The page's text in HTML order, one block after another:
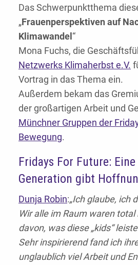
Das Schwerpunktthema
„Frauenperspektiven auf
Klimawandel “
Mona Fuchs, die
Netzwerks Klimaherbst e.V.
Vortrag in das Thema ein.
Außerdem bekam das
der großartigen Arbeit und
Münchner Gruppen der
Bewegung.
Fridays For Future:
Generation gibt
Dunja Robin:„Ich glaube, ich
Wir alle im Raum waren
davon, was diese „kids“
Sehr inspirierend fand ich
unglaublich viel Arbeit und